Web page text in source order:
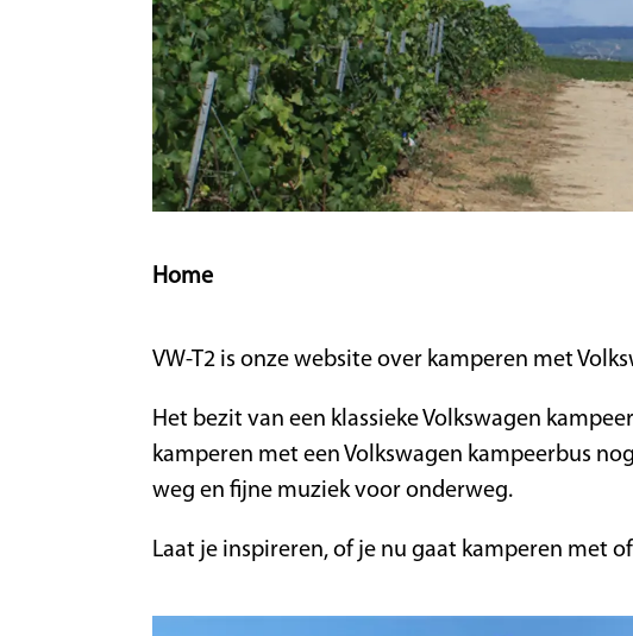
Home
VW-T2 is onze website over kamperen met
Het bezit van een klassieke Volkswagen
kamperen met een Volkswagen kampeerbus
weg en fijne muziek voor onderweg.
Laat je inspireren, of je nu gaat kamperen met